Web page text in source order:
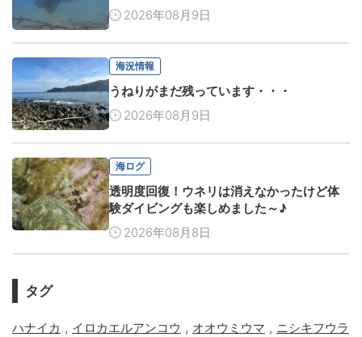
2026年08月9日
海況情報
うねりがまだ残っています・・・
2026年08月9日
海ログ
透明度回復！ウネリは消えなかったけど体
験ダイビングも楽しめました～♪
2026年08月8日
タグ
ハナイカ , イロカエルアンコウ , オオウミウマ , ニシキフウラ